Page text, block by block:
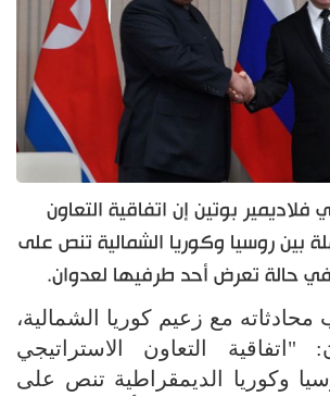
فلاديمير بوتين إن اتفاقية التعاون
بين روسيا وكوريا الشمالية تنص على
حالة تعرض أحد طرفيها لعدوان.
مع زعيم كوريا الشمالية،
التعاون الاستراتيجي
وكوريا الديمقراطية تنص على